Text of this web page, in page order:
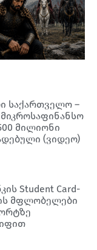
საქართველო –
მილიონი
(ვიდეო)
Student Card-
ის მფლობელები